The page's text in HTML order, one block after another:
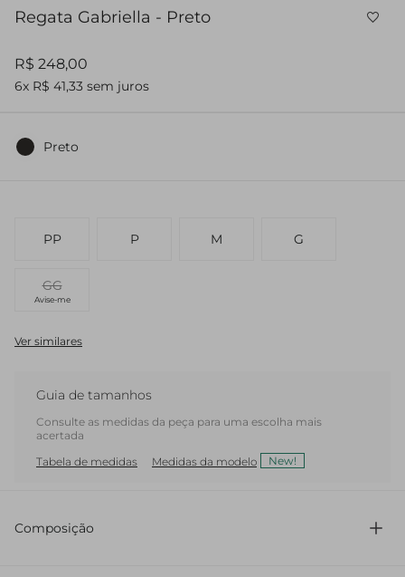
Regata Gabriella - Preto
R$ 248,00
6x R$ 41,33 sem juros
Preto
PP P M G
GG
Avise-me
Ver similares
Guia de tamanhos
Consulte as medidas da peça para uma escolha mais
acertada
Tabela de medidas
Medidas da modelo New!
Composição